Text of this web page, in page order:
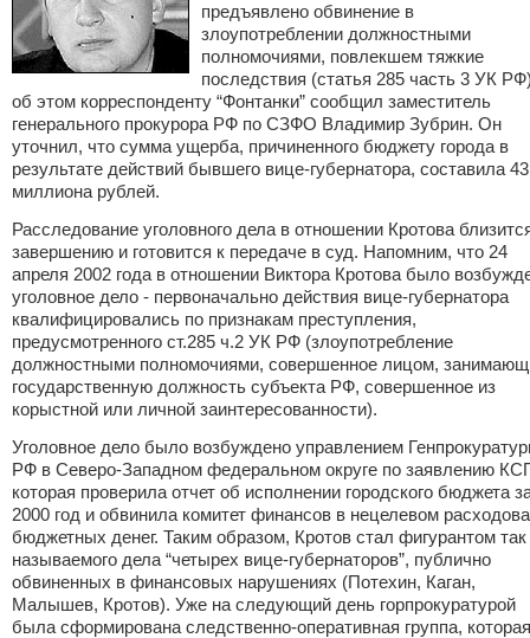
предъявлено обвинение в
злоупотреблении должностными
полномочиями, повлекшем тяжкие
последствия (статья 285 часть 3 УК
об этом корреспонденту “Фонтанки” сообщил заместитель
генерального прокурора РФ по СЗФО Владимир Зубрин. Он
уточнил, что сумма ущерба, причиненного бюджету города в
результате действий бывшего вице-губернатора, составила 43
миллиона рублей.
Расследование уголовного дела в отношении Кротова
завершению и готовится к передаче в суд. Напомним, что 24
апреля 2002 года в отношении Виктора Кротова было
уголовное дело - первоначально действия вице-губернатора
квалифицировались по признакам преступления,
предусмотренного ст.285 ч.2 УК РФ (злоупотребление
должностными полномочиями, совершенное лицом,
государственную должность субъекта РФ, совершенное из
корыстной или личной заинтересованности).
Уголовное дело было возбуждено управлением
РФ в Северо-Западном федеральном округе по заявлению
которая проверила отчет об исполнении городского бюджета
2000 год и обвинила комитет финансов в нецелевом
бюджетных денег. Таким образом, Кротов стал фигурантом так
называемого дела “четырех вице-губернаторов”, публично
обвиненных в финансовых нарушениях (Потехин, Каган,
Малышев, Кротов). Уже на следующий день горпрокуратурой
была сформирована следственно-оперативная группа, которая